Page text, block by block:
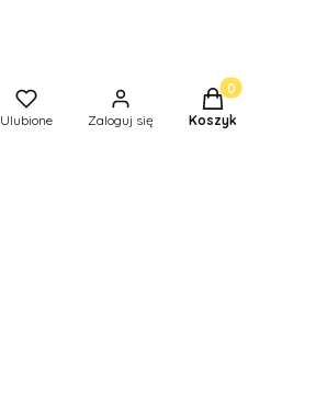
Ulubione Zaloguj się
Produkty w
Koszyk